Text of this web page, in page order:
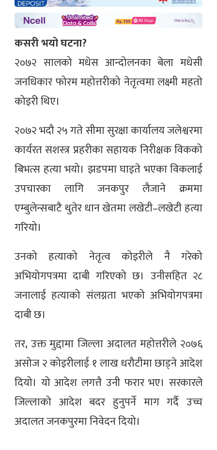
कसरी भयो घटना?
२०७२ सालको मधेस आन्दोलनका बेला मधेसी
जनधिकार फोरम महोत्तरीको नेतृत्वमा लक्ष्मी महतो
कोइरी थिए।
२०७२ भदौ २५ गते सीमा सुरक्षा कार्यालय जलेश्वरमा
कार्यरत सशस्त्र प्रहरीका सहायक निरीक्षक विकको
बिभत्स हत्या भयो। झडपमा घाइते भएका विकलाई
उपचारका लागि जनकपुर लैजाने क्रममा
एम्बुलेन्सबाटै थुतेर धान खेतमा लखेटी–लखेटी हत्या
गरियो।
उनको हत्याको नेतृत्व कोइरीले नै गरेको
अभियोगपत्रमा दाबी गरिएको छ। उनीसहित २८
जनालाई हत्याको संलग्नता भएको अभियोगपत्रमा
दाबी छ।
तर, उक्त मुद्दामा जिल्ला अदालत महोत्तरीले २०७६
असोज २ कोइरीलाई १ लाख धरौटीमा छाड्ने आदेश
दियो। यो आदेश लगत्तै उनी फरार भए। सरकारले
जिल्लाको आदेश बदर हुनुपर्ने माग गर्दै उच्च
अदालत जनकपुरमा निवेदन दियो।